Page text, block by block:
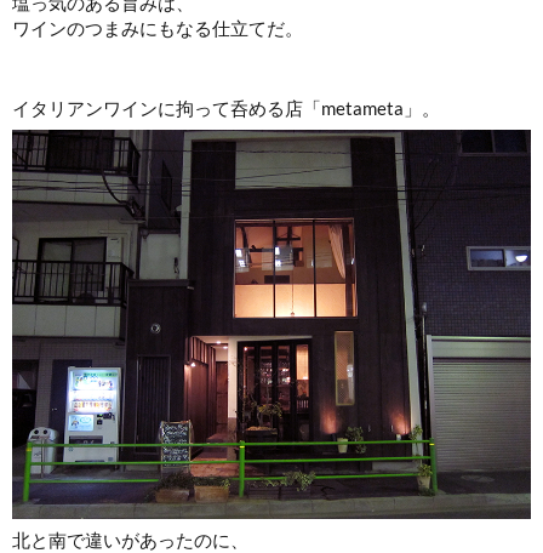
ワインのつまみにもなる仕立てだ。
イタリアンワインに拘って呑める店「metameta」。
北と南で違いがあったのに、